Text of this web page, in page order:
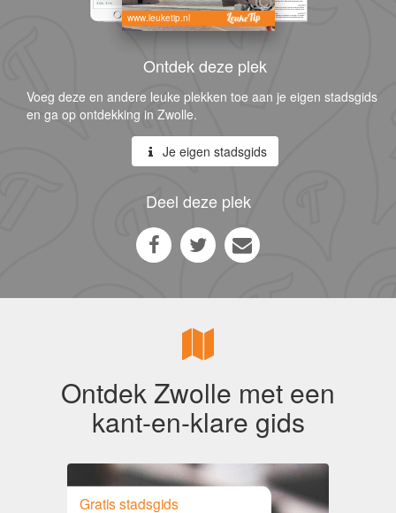
www.leuketip.nl
Ontdek deze plek
Voeg deze en andere leuke plekken toe aan je eigen stadsgids
en ga op ontdekking in Zwolle.
Je eigen stadsgids
Deel deze plek
Ontdek Zwolle met een
kant-en-klare gids
Gratis stadsgids